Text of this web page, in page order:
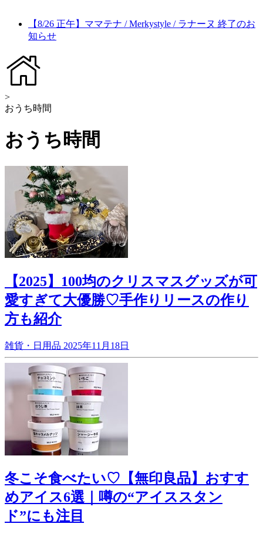
【8/26 正午】ママテナ / Merkystyle / ラナーヌ 終了のお
知らせ
>
おうち時間
おうち時間
【2025】100均のクリスマスグッズが可
愛すぎて大優勝♡手作りリースの作り
方も紹介
雑貨・日用品 2025年11月18日
冬こそ食べたい♡【無印良品】おすす
めアイス6選｜噂の“アイススタン
ド”にも注目